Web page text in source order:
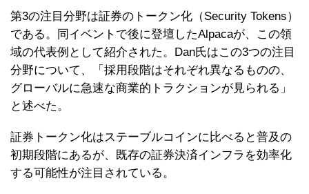
第3の注目分野は証券のトークン化（Security Tokens）
である。同イベントで後に登壇したAlpacaが、この領
域の代表例として紹介された。Dan氏はこの3つの注目
分野について、「採用段階はそれぞれ異なるものの、
グローバルに急速な商業的トラクションが見られる」
と述べた。
証券トークン化はステーブルコインに比べると普及の
初期段階にあるが、既存の証券決済インフラを効率化
する可能性が注目されている。